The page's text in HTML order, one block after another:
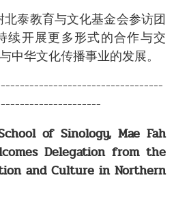
教育与文化基金会参访团
续开展更多形式的合作与交
中华文化传播事业的发展。
of Sinology, Mae Fah
Delegation from the
and Culture in Northern